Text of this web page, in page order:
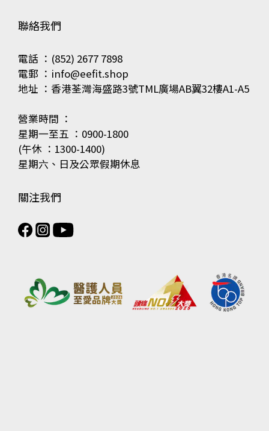
聯絡我們
電話 ：(852) 2677 7898
電郵 ：info@eefit.shop
地址 ：香港荃灣海盛路3號TML廣場AB翼32樓A1-A5
營業時間 ：
星期一至五 ：0900-1800
(午休 ：1300-1400)
星期六、日及公眾假期休息
關注我們